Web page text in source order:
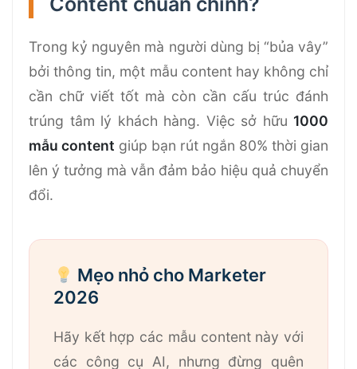
Trong kỷ nguyên mà người dùng bị “bủa vây”
bởi thông tin, một mẫu content hay không chỉ
cần chữ viết tốt mà còn cần cấu trúc đánh
trúng tâm lý khách hàng. Việc sở hữu 1000
mẫu content giúp bạn rút ngắn 80% thời gian
lên ý tưởng mà vẫn đảm bảo hiệu quả chuyển
đổi.
Mẹo nhỏ cho Marketer
2026
Hãy kết hợp các mẫu content này với
các công cụ AI, nhưng đừng quên